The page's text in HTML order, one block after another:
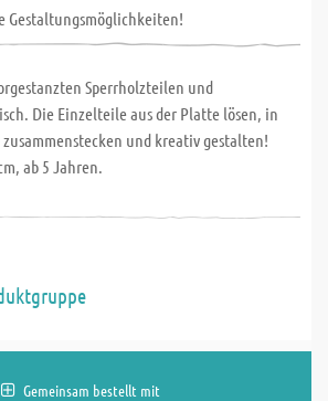
Gestaltungsmöglichkeiten!
Sperrholzteilen und
Die Einzelteile aus der Platte lösen, in
und kreativ gestalten!
ab 5 Jahren.
Gemeinsam bestellt mit